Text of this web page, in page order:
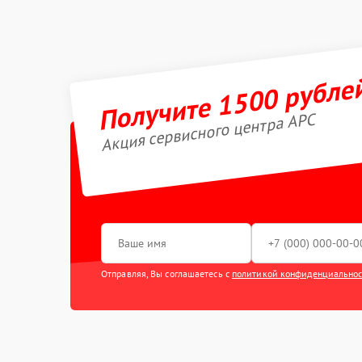
Получите 1500
Акция сервисного центра APC
Отправляя, Вы соглашаетесь с политикой